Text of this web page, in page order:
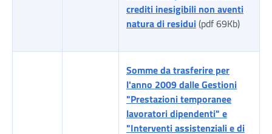
crediti inesigibili non aventi
natura di residui(pdf 69Kb)
Somme da trasferire per
l'anno 2009 dalle Gestioni
"Prestazioni temporanee
lavoratori dipendenti" e
"Interventi assistenziali e di